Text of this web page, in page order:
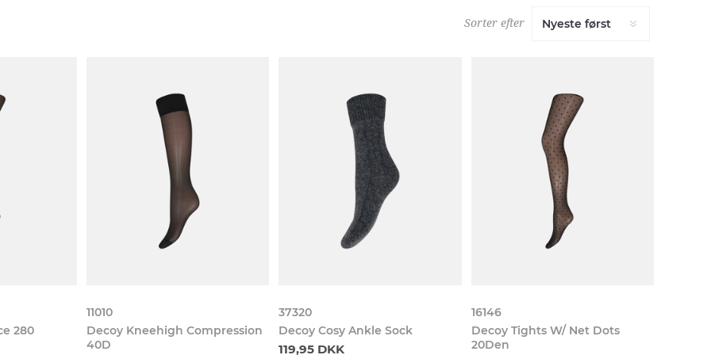
Sorter efter
280
11010
Decoy Kneehigh Compression
40D
37320
Decoy Cosy Ankle Sock
119,95 DKK
16146
Decoy Tights W/ Net Dots
20Den